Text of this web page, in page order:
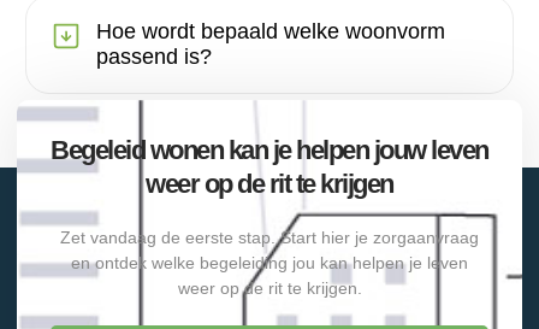
Hoe wordt bepaald welke woonvorm
passend is?
Begeleid wonen kan je helpen jouw leven
weer op de rit te krijgen
Zet vandaag de eerste stap. Start hier je zorgaanvraag
en ontdek welke begeleiding jou kan helpen je leven
weer op de rit te krijgen.